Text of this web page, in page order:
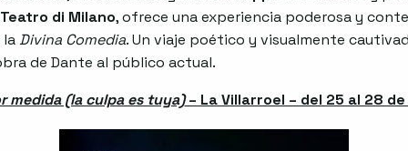
di Milano, ofrece una experiencia poderosa y
laDivina Comedia. Un viaje poético y visualmente
de Dante al público actual.
medida (la culpa es tuya)– La Villarroel – del 25 al 28